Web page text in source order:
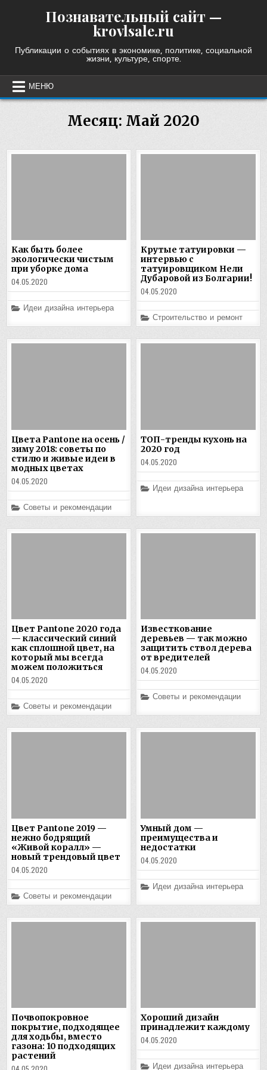
Познавательный сайт —
krovlsale.ru
Публикации о событиях в экономике, политике, социальной
жизни, культуре, спорте.
МЕНЮ
Месяц: Май 2020
Как быть более
экологически чистым
при уборке дома
04.05.2020
Posted
in
Идеи дизайна интерьера
Крутые татуировки —
интервью с
татуировщиком Нели
Дубаровой из Болгарии!
04.05.2020
Posted
in
Строительство и ремонт
Цвета Pantone на осень /
зиму 2018: советы по
стилю и живые идеи в
модных цветах
04.05.2020
Posted
in
Советы и рекомендации
ТОП-тренды кухонь на
2020 год
04.05.2020
Posted
in
Идеи дизайна интерьера
Цвет Pantone 2020 года
— классический синий
как сплошной цвет, на
который мы всегда
можем положиться
04.05.2020
Posted
in
Советы и рекомендации
Известкование
деревьев — так можно
защитить ствол дерева
от вредителей
04.05.2020
Posted
Советы и рекомендации
Цвет Pantone 2019 —
нежно бодрящий
«Живой коралл» —
новый трендовый цвет
04.05.2020
Posted
in
Советы и рекомендации
Умный дом —
преимущества и
недостатки
04.05.2020
Posted
in
Идеи дизайна интерьера
Почвопокровное
покрытие, подходящее
для ходьбы, вместо
газона: 10 подходящих
растений
Хороший дизайн
принадлежит каждому
04.05.2020
Posted
Идеи дизайна интерьера